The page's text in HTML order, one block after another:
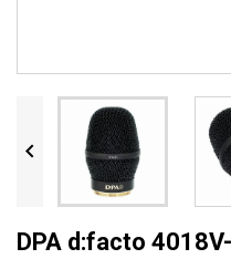

DPA d:facto